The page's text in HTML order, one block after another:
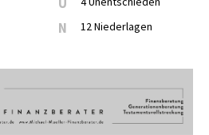
N 12 Niederlagen